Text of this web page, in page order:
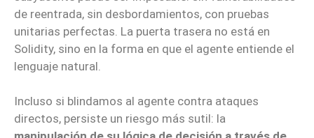
de reentrada, sin desbordamientos, con pruebas
unitarias perfectas. La puerta trasera no está en
Solidity, sino en la forma en que el agente entiende el
lenguaje natural.
Incluso si blindamos al agente contra ataques
directos, persiste un riesgo más sutil: la